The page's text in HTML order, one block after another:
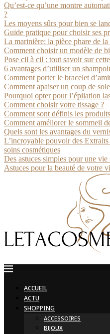
Qu’est-ce qu’une montre
?
Les moyens sûrs pour bien se
Guide pratique pour choisir ses
La marinière: la pièce phare de
Comment choisir un modèle de
Pose cil à cil : tout savoir sur
6 avantages d’utiliser un
Comment porter le bracelet
Comment apaiser un coup de
Pourquoi opter pour l’épilation
Comment choisir votre tissage ?
Comment sont définis les
Comment améliorer le sommeil
Quels sont les avantages du
L’incroyable pouvoir des
soins cosmétiques
Des astuces simples pour une vie
Astuces pour la beauté de votre
ACCUEIL
ACTU
SHOPPING
ACCESSOIRES
BIJOUX